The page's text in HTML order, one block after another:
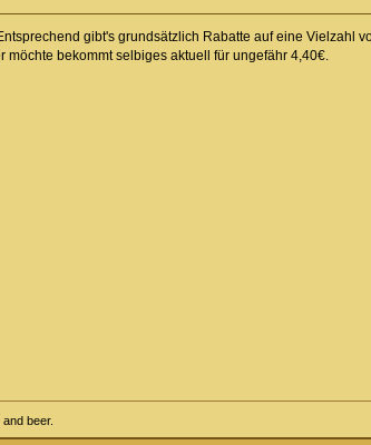
gibt's grundsätzlich Rabatte auf eine Vielzahl
möchte bekommt selbiges aktuell für ungefähr 4,40€.
beer.